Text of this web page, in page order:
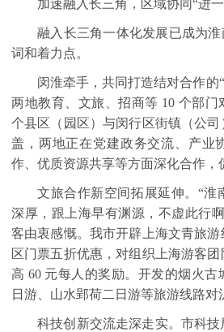
加速融入长三角，区域协同“进
融入长三角一体化发展已成为
词和着力点。
闵淮牵手，共同打造结对合作的
两地教育、文旅、招商等 10 个部门
个县区（园区）与闵行区街镇（公
盖，两地正在党建政务交流、产业
作、优质资源共享等方面深化合作，
文旅合作新空间拓展延伸。“淮
深厚，跟上海早有渊源，不虚此行
客由衷感慨。我市开辟上海文青旅
区门票五折优惠，对组织上海游客
高 60 元每人的奖励。开发的烟火古
日游、山水郢荷二日游等旅游线路对
科技创新交流走深走实。市科